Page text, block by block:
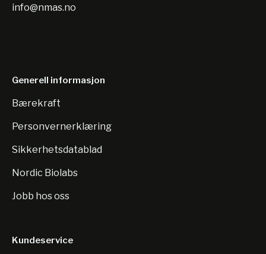
info@nmas.no
Generell informasjon
Bærekraft
Personvernerklæring
Sikkerhetsdatablad
Nordic Biolabs
Jobb hos oss
Kundeservice